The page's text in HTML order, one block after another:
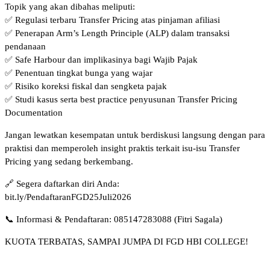
Topik yang akan dibahas meliputi:
✅ Regulasi terbaru Transfer Pricing atas pinjaman afiliasi
✅ Penerapan Arm’s Length Principle (ALP) dalam transaksi
pendanaan
✅ Safe Harbour dan implikasinya bagi Wajib Pajak
✅ Penentuan tingkat bunga yang wajar
✅ Risiko koreksi fiskal dan sengketa pajak
✅ Studi kasus serta best practice penyusunan Transfer Pricing
Documentation
Jangan lewatkan kesempatan untuk berdiskusi langsung dengan para
praktisi dan memperoleh insight praktis terkait isu-isu Transfer
Pricing yang sedang berkembang.
🔗 Segera daftarkan diri Anda:
bit.ly/PendaftaranFGD25Juli2026
📞 Informasi & Pendaftaran: 085147283088 (Fitri Sagala)
KUOTA TERBATAS, SAMPAI JUMPA DI FGD HBI COLLEGE!